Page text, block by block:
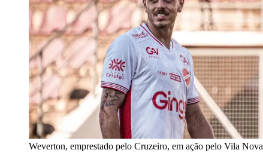
Weverton, emprestado pelo Cruzeiro, em ação pelo Vila Nova